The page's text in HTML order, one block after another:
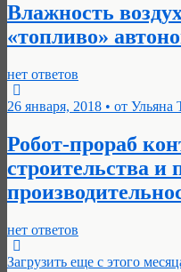
Влажность
«топливо»
нет ответов
26 января, 2018 • от Ульяна
Робот-прораб
строительства и
нет ответов
Загрузить еще с этого